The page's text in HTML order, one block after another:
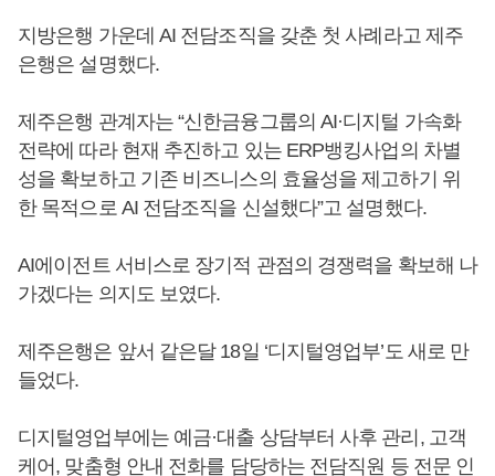
지방은행 가운데 AI 전담조직을 갖춘 첫 사례라고 제주
은행은 설명했다.
제주은행 관계자는 “신한금융그룹의 AI·디지털 가속화
전략에 따라 현재 추진하고 있는 ERP뱅킹사업의 차별
성을 확보하고 기존 비즈니스의 효율성을 제고하기 위
한 목적으로 AI 전담조직을 신설했다”고 설명했다.
AI에이전트 서비스로 장기적 관점의 경쟁력을 확보해 나
가겠다는 의지도 보였다.
제주은행은 앞서 같은달 18일 ‘디지털영업부’도 새로 만
들었다.
디지털영업부에는 예금·대출 상담부터 사후 관리, 고객
케어, 맞춤형 안내 전화를 담당하는 전담직원 등 전문 인